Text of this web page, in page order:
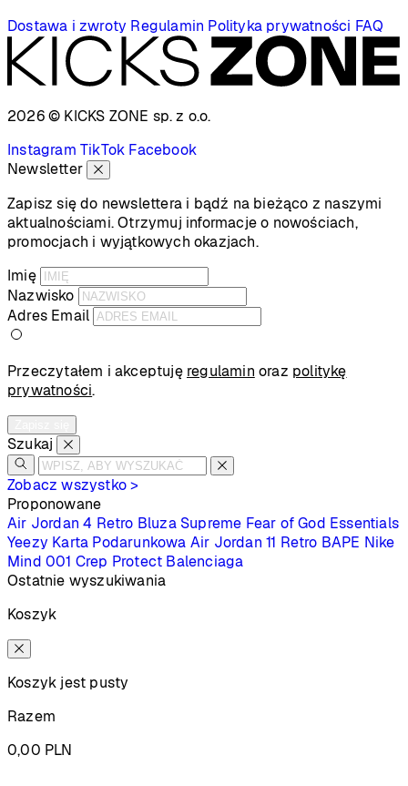
Dostawa i zwroty Regulamin Polityka prywatności FAQ
2026 © KICKS ZONE sp. z o.o.
Instagram TikTok Facebook
Newsletter
Zapisz się do newslettera i bądź na bieżąco z naszymi
aktualnościami. Otrzymuj informacje o nowościach,
promocjach i wyjątkowych okazjach.
Imię
Nazwisko
Adres Email
Przeczytałem i akceptuję regulamin oraz politykę
prywatności.
Szukaj
Zobacz wszystko >
Proponowane
Air Jordan 4 Retro Bluza Supreme Fear of God Essentials
Yeezy Karta Podarunkowa Air Jordan 11 Retro BAPE Nike
Mind 001 Crep Protect Balenciaga
Ostatnie wyszukiwania
Koszyk
Koszyk jest pusty
Razem
0,00 PLN